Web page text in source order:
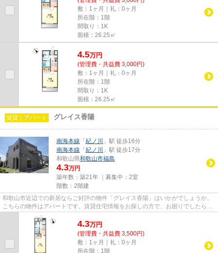
敷：1ヶ月｜礼：0ヶ月
所在階：1階
間取り：1K
面積：26.25㎡
4.5万円
(管理費・共益費 3,000円)
敷：1ヶ月｜礼：0ヶ月
所在階：1階
間取り：1K
面積：26.25㎡
賃貸｜アパート グレイス香陽
南海本線 「 紀ノ川
」駅 徒歩16分
南海本線 「 紀ノ川
」駅 徒歩17分
和歌山県和歌山市福島
4.3万円
築年数：築21年 ｜募集中： 2室
階数：2階建
和歌山市近辺での新居ならご好評の物件「グレイス香陽」はいかがでしょうか。
こちらの物件はアパートです。賃貸住宅情報をお探しの方で、お困りでしたら当
社にご連絡下さい。お客様が...
4.3万円
(管理費・共益費 3,500円)
敷：1ヶ月｜礼：0ヶ月
所在階：1階